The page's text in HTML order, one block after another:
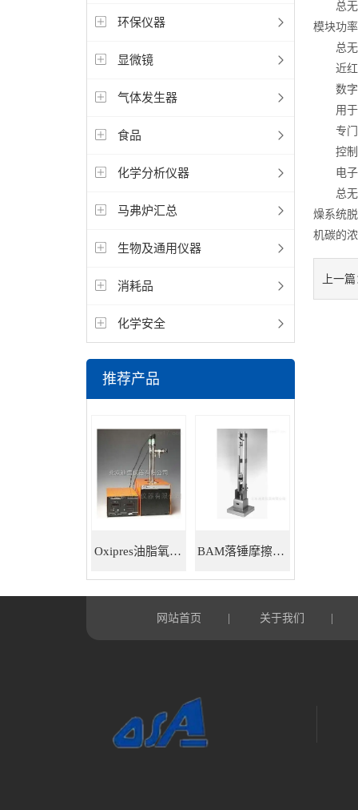
环保仪器
显微镜
气体发生器
食品
化学分析仪器
马弗炉汇总
生物及通用仪器
消耗品
化学安全
推荐产品
Oxipres油脂氧化稳定性仪 BAM落锤摩擦感度仪
总无机
模块功
总无
近红
数字
用于
专门设
控制
电子冷
总无机
燥系统
机碳的
上一
网站首页 关于我们